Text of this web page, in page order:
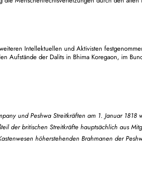
Intellektuellen und Aktivisten
Aufstände der Dalits in Bhima Koregaon, im
und Peshwa Streitkräften am 1. Januar 1818
der britischen Streitkräfte hauptsächlich aus
höherstehenden Brahmanen der